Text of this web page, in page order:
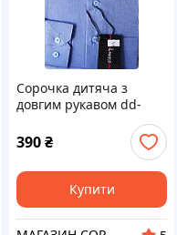
Сорочка дитяча з
довгим рукавом dd-
класична в смужку для
школярів
390₴
Купити